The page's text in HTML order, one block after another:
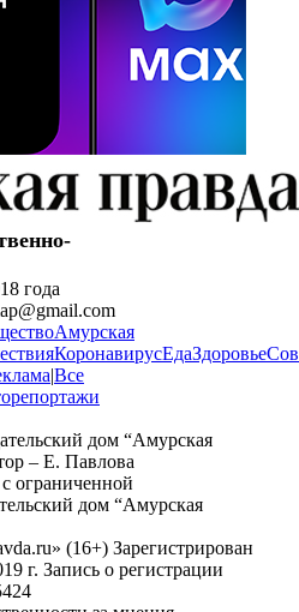
года
Амурская
КоронавирусЕдаЗдоровье
|Все
дом “Амурская
– Е. Павлова
ограниченной
дом “Амурская
(16+) Зарегистрирован
г. Запись о регистрации